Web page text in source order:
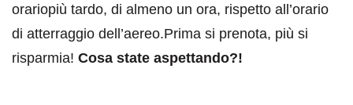
orariopiù tardo, di almeno un ora, rispetto all’orario
di atterraggio dell’aereo.Prima si prenota, più si
risparmia! Cosa state aspettando?!